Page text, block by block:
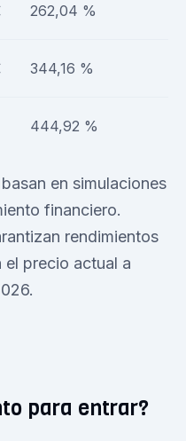
262,04 %
344,16 %
444,92 %
en simulaciones
financiero.
rendimientos
precio actual a
para entrar?